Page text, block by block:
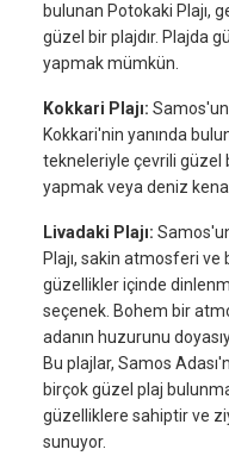
bulunan Potokaki Plajı,
güzel bir plajdır. Plajda
yapmak mümkün.
Kokkari Plajı:
Kokkari'nin yanında
tekneleriyle çevrili güzel
yapmak veya deniz
Livadaki Plajı:
Plajı, sakin atmosferi ve
güzellikler içinde
seçenek. Bohem bir
adanın huzurunu
Bu plajlar, Samos
birçok güzel plaj
güzelliklere sahiptir ve
sunuyor.